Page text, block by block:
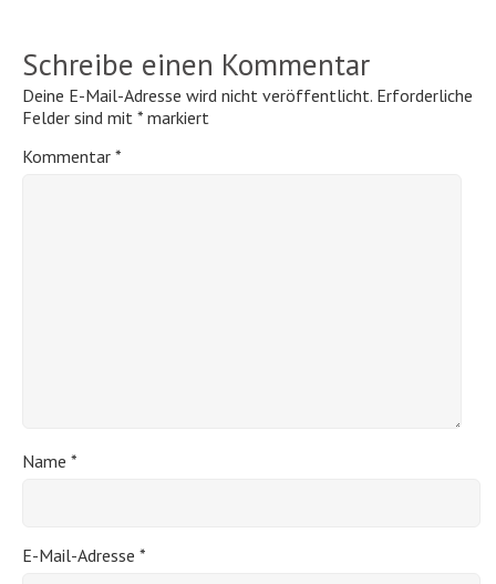
Schreibe einen Kommentar
Deine E-Mail-Adresse wird nicht veröffentlicht. Erforderliche
Felder sind mit * markiert
Kommentar *
Name *
E-Mail-Adresse *